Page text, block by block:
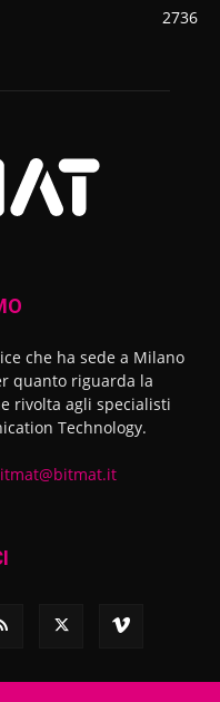
2736
che ha sede a Milano
quanto riguarda la
rivolta agli specialisti
Technology.